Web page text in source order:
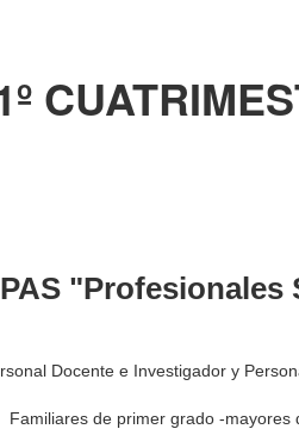
"Profesionales
Docente e Investigador y
Familiares de primer grado -mayores